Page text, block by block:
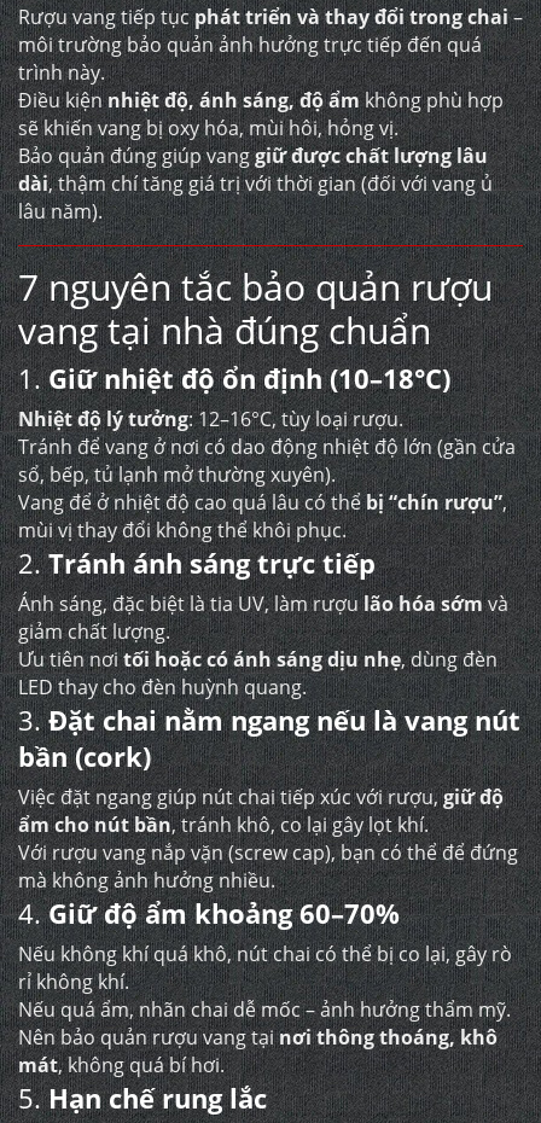
Rượu vang tiếp tụcphát triển và thay đổi trong chai–
môi trường bảo quản ảnh hưởng trực tiếp đến quá
trình này.
Điều kiệnnhiệt độ, ánh sáng, độ ẩmkhông phù hợp
sẽ khiến vang bị oxy hóa, mùi hôi, hỏng vị.
Bảo quản đúng giúp vanggiữ được chất lượng lâu
dài, thậm chí tăng giá trị với thời gian (đối với vang ủ
lâu năm).
7 nguyên tắc bảo quản rượu
vang tại nhà đúng chuẩn
1.Giữ nhiệt độ ổn định (10–18°C)
Nhiệt độ lý tưởng: 12–16°C, tùy loại rượu.
Tránh để vang ở nơi có dao động nhiệt độ lớn (gần cửa
sổ, bếp, tủ lạnh mở thường xuyên).
Vang để ở nhiệt độ cao quá lâu có thểbị “chín rượu”,
mùi vị thay đổi không thể khôi phục.
2.Tránh ánh sáng trực tiếp
Ánh sáng, đặc biệt là tia UV, làm rượulão hóa sớmvà
giảm chất lượng.
Ưu tiên nơitối hoặc có ánh sáng dịu nhẹ, dùng đèn
LED thay cho đèn huỳnh quang.
3.Đặt chai nằm ngang nếu là vang nút
bần (cork)
Việc đặt ngang giúp nút chai tiếp xúc với rượu,giữ độ
ẩm cho nút bần, tránh khô, co lại gây lọt khí.
Với rượu vang nắp vặn (screw cap), bạn có thể để đứng
mà không ảnh hưởng nhiều.
4.Giữ độ ẩm khoảng 60–70%
Nếu không khí quá khô, nút chai có thể bị co lại, gây rò
rỉ không khí.
Nếu quá ẩm, nhãn chai dễ mốc – ảnh hưởng thẩm mỹ.
Nên bảo quản rượu vang tạinơi thông thoáng, khô
mát, không quá bí hơi.
5.Hạn chế rung lắc